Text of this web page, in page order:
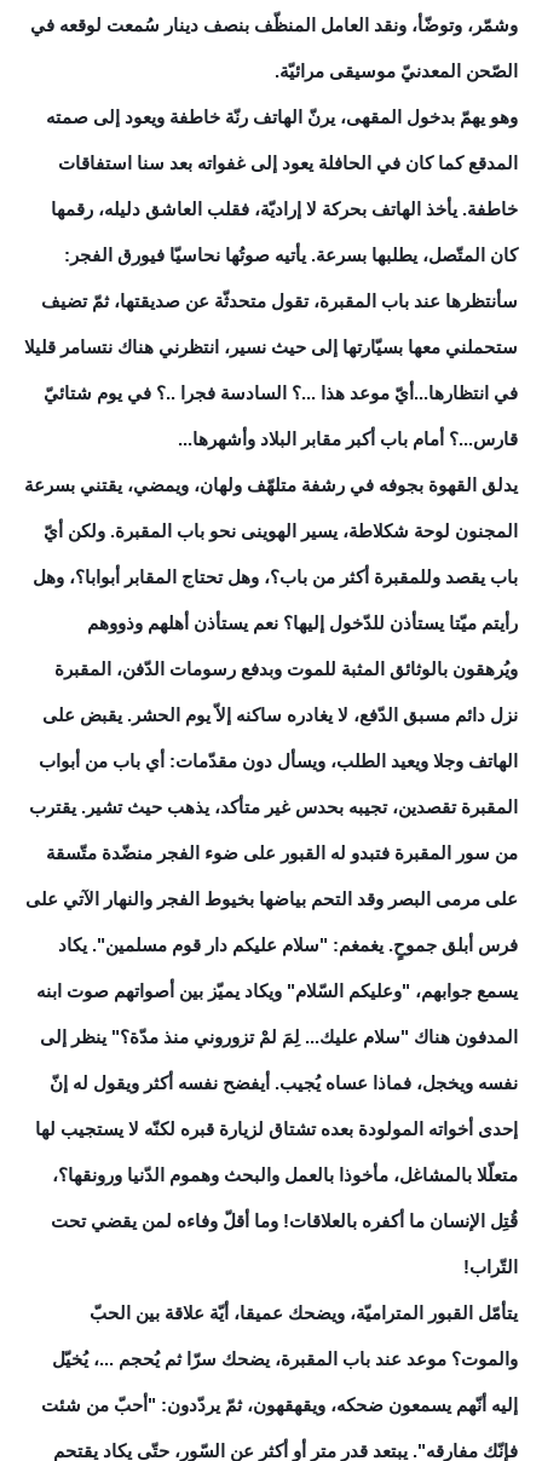
وشمّر، وتوضّأ، ونقد العامل المنظّف بنصف دينار سُمعت لوقعه في
الصّحن المعدنيّ موسيقى مرائيّة.
وهو يهمّ بدخول المقهى، يرنّ الهاتف رنّة خاطفة ويعود إلى صمته
المدقع كما كان في الحافلة يعود إلى غفواته بعد سنا استفاقات
خاطفة. يأخذ الهاتف بحركة لا إراديّة، فقلب العاشق دليله، رقمها
كان المتّصل، يطلبها بسرعة. يأتيه صوتُها نحاسيّا فيورق الفجر:
سأنتظرها عند باب المقبرة، تقول متحدثّة عن صديقتها، ثمّ تضيف
ستحملني معها بسيّارتها إلى حيث نسير، انتظرني هناك نتسامر قليلا
في انتظارها...أيّ موعد هذا ...؟ السادسة فجرا ..؟ في يوم شتائيّ
قارس...؟ أمام باب أكبر مقابر البلاد وأشهرها...
يدلق القهوة بجوفه في رشفة متلهّف ولهان، ويمضي، يقتني بسرعة
المجنون لوحة شكلاطة، يسير الهوينى نحو باب المقبرة. ولكن أيّ
باب يقصد وللمقبرة أكثر من باب؟، وهل تحتاج المقابر أبوابا؟، وهل
رأيتم ميّتا يستأذن للدّخول إليها؟ نعم يستأذن أهلهم وذووهم
ويُرهقون بالوثائق المثبة للموت وبدفع رسومات الدّفن، المقبرة
نزل دائم مسبق الدّفع، لا يغادره ساكنه إلاّ يوم الحشر. يقبض على
الهاتف وجلا ويعيد الطلب، ويسأل دون مقدّمات: أي باب من أبواب
المقبرة تقصدين، تجيبه بحدس غير متأكد، يذهب حيث تشير. يقترب
من سور المقبرة فتبدو له القبور على ضوء الفجر منضّدة متّسقة
على مرمى البصر وقد التحم بياضها بخيوط الفجر والنهار الآتي على
فرس أبلق جموحٍ. يغمغم: "سلام عليكم دار قوم مسلمين". يكاد
يسمع جوابهم، "وعليكم السّلام" ويكاد يميّز بين أصواتهم صوت ابنه
المدفون هناك "سلام عليك... لِمَ لمْ تزوروني منذ مدّة؟" ينظر إلى
نفسه ويخجل، فماذا عساه يُجيب. أيفضح نفسه أكثر ويقول له إنّ
إحدى أخواته المولودة بعده تشتاق لزيارة قبره لكنّه لا يستجيب لها
متعلّلا بالمشاغل، مأخوذا بالعمل والبحث وهموم الدّنيا ورونقها؟،
قُتِل الإنسان ما أكفره بالعلاقات! وما أقلّ وفاءه لمن يقضي تحت
التّراب!
يتأمّل القبور المتراميّة، ويضحك عميقا، أيّة علاقة بين الحبّ
والموت؟ موعد عند باب المقبرة، يضحك سرّا ثم يُحجم ...، يُخيّل
إليه أنّهم يسمعون ضحكه، ويقهقهون، ثمّ يردّدون: "أحبّ من شئت
فإنّك مفارقه". يبتعد قدر متر أو أكثر عن السّور، حتّى يكاد يقتحم